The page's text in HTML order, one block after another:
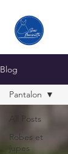
Blog
All Posts
Robes et
jupes
Pantalon